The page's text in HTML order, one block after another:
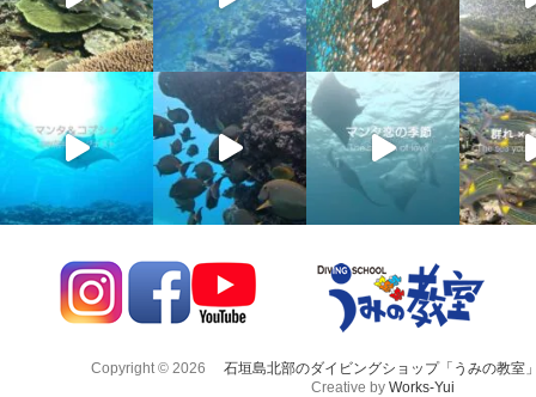
Copyright © 2026
石垣島北部のダイビングショップ「うみの教室
Creative by Works-Yui